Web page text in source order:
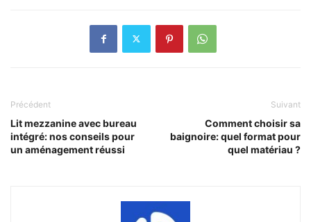
Précédent
Lit mezzanine avec bureau
intégré: nos conseils pour
un aménagement réussi
Suivant
Comment choisir sa
baignoire: quel format pour
quel matériau ?